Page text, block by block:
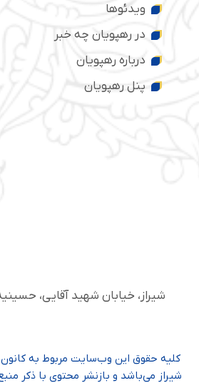
ویدئوها
در رهپویان چه خبر
درباره رهپویان
پنل رهپویان
شیراز، خیابان شهید آقایی،
کلیه حقوق این وب‌سایت مربوط به
شیراز می‌باشد و بازنشر محتوی با ذکر